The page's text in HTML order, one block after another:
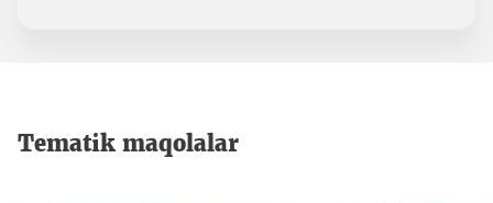
Tematik maqolalar